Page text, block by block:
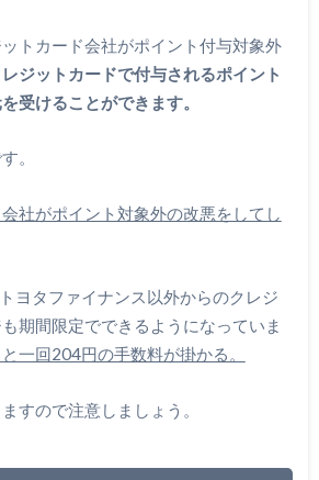
トカード会社がポイント付与対象外
ジットカードで付与されるポイント
受けることができます。
。
社がポイント対象外の改悪をしてし
ヨタファイナンス以外からのクレジ
期間限定でできるようになっていま
一回204円の手数料が掛かる。
すので注意しましょう。